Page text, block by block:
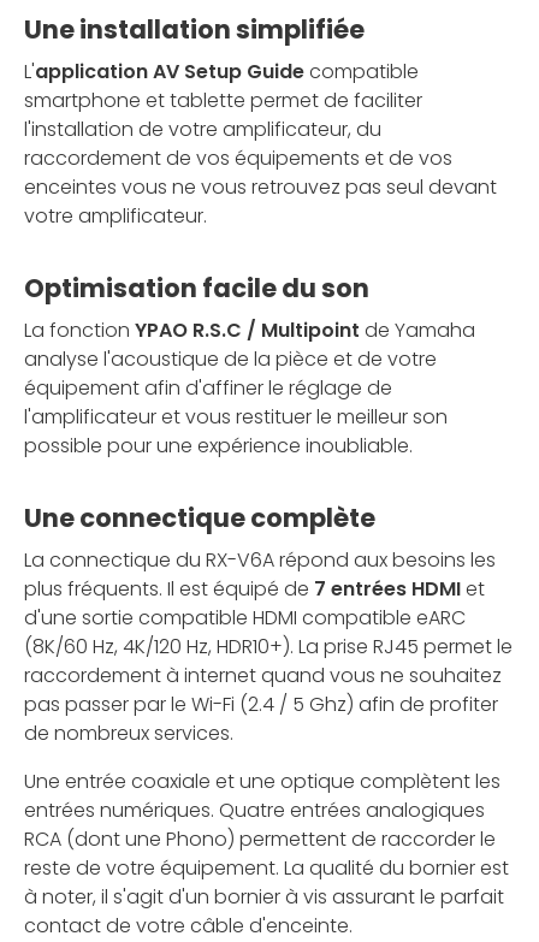
Une installation simplifiée
L'application AV Setup Guidecompatible
smartphone et tablette permet de faciliter
l'installation de votre amplificateur, du
raccordement de vos équipements et de vos
enceintes vous ne vous retrouvez pas seul devant
votre amplificateur.
Optimisation facile du son
La fonction YPAO R.S.C / Multipoint de Yamaha
analyse l'acoustique de la pièce et de votre
équipement afin d'affiner le réglage de
l'amplificateur et vous restituer le meilleur son
possible pour une expérience inoubliable.
Une connectique complète
La connectique du RX-V6A répond aux besoins les
plus fréquents. Il est équipé de 7 entrées HDMIet
d'une sortie compatible HDMI compatible eARC
(8K/60 Hz, 4K/120 Hz, HDR10+). La prise RJ45 permet le
raccordement à internet quand vous ne souhaitez
pas passer par le Wi-Fi (2.4 / 5 Ghz) afin de profiter
de nombreux services.
Une entrée coaxiale et une optique complètent les
entrées numériques. Quatre entrées analogiques
RCA (dont une Phono) permettent de raccorder le
reste de votre équipement. La qualité du bornier est
à noter, il s'agit d'un bornier à vis assurant le parfait
contact de votre câble d'enceinte.